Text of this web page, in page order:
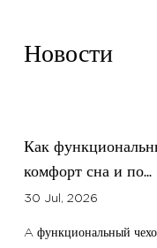
Новости
Как
различных
23 Jul, 2026
Руководство по